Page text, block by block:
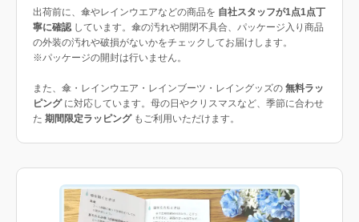
出荷前に、傘やレインウエアなどの商品を 自社スタッフが1点1点丁
寧に確認 しています。傘の汚れや開閉不具合、パッケージ入り商品
の外装の汚れや破損がないかをチェックしてお届けします。
※パッケージの開封は行いません。
また、傘・レインウエア・レインブーツ・レイングッズの 無料ラッ
ピングに対応しています。母の日やクリスマスなど、季節に合わせ
た 期間限定ラッピングもご利用いただけます。